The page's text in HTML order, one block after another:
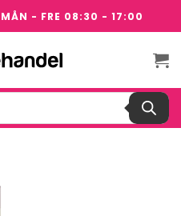
MÅN - FRE 08:30 - 17:00